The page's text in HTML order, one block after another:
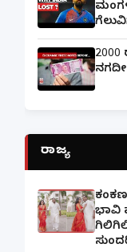
ರಾಜ್ಯ
ಭಾವಿ